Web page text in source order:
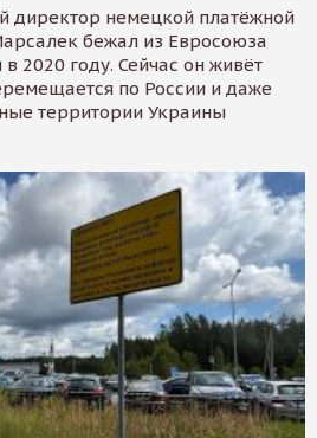
директор немецкой платёжной
бежал из Евросоюза
2020 году. Сейчас он живёт
по России и даже
территории Украины